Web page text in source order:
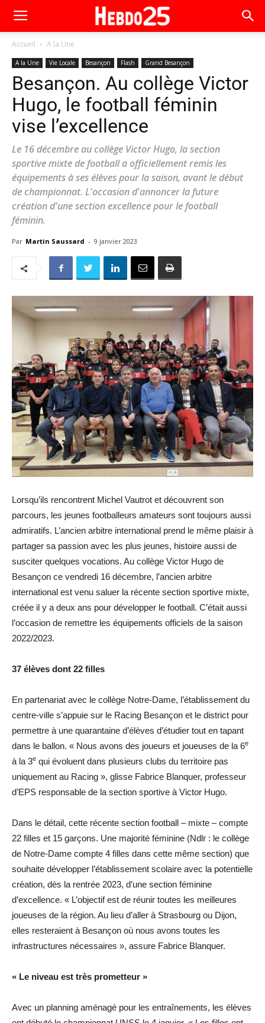
Accueil A la Une
A la Une Vie Locale Besançon Flash Grand Besançon
Besançon. Au collège Victor
Hugo, le football féminin
vise l’excellence
Le 16 décembre au collège Victor Hugo, la section
sportive mixte de football a officiellement remis les
équipements à ses élèves pour la saison, avant le début
de championnat. L'occasion d'annoncer la future
création d'une section excellence pour le football
féminin.
Par Martin Saussard - 9 janvier 2023
Lorsqu’ils rencontrent Michel Vautrot et découvrent son
parcours, les jeunes footballeurs amateurs sont toujours aussi
admiratifs. L’ancien arbitre international prend le même plaisir à
partager sa passion avec les plus jeunes, histoire aussi de
susciter quelques vocations. Au collège Victor Hugo de
Besançon ce vendredi 16 décembre, l’ancien arbitre
international est venu saluer la récente section sportive mixte,
créée il y a deux ans pour développer le football. C’était aussi
l’occasion de remettre les équipements officiels de la saison
2022/2023.
37 élèves dont 22 filles
En partenariat avec le collège Notre-Dame, l’établissement du
centre-ville s’appuie sur le Racing Besançon et le district pour
permettre à une quarantaine d’élèves d’étudier tout en tapant
dans le ballon. « Nous avons des joueurs et joueuses de la 6e
à la 3e qui évoluent dans plusieurs clubs du territoire pas
uniquement au Racing », glisse Fabrice Blanquer, professeur
d’EPS responsable de la section sportive à Victor Hugo.
Dans le détail, cette récente section football – mixte – compte
22 filles et 15 garçons. Une majorité féminine (Ndlr : le collège
de Notre-Dame compte 4 filles dans cette même section) que
souhaite développer l’établissement scolaire avec la potentielle
création, dès la rentrée 2023, d’une section féminine
d’excellence. « L’objectif est de réunir toutes les meilleures
joueuses de la région. Au lieu d’aller à Strasbourg ou Dijon,
elles resteraient à Besançon où nous avons toutes les
infrastructures nécessaires », assure Fabrice Blanquer.
« Le niveau est très prometteur »
Avec un planning aménagé pour les entraînements, les élèves